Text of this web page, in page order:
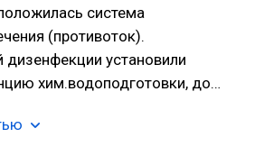
система
(противоток).
дизенфекции установили
хим.водоподготовки, до…